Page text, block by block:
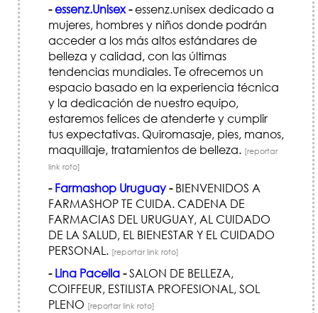
-essenz.Unisex-essenz.unisex dedicado a
mujeres, hombres y niños donde podrán
acceder a los más altos estándares de
belleza y calidad, con las últimas
tendencias mundiales. Te ofrecemos un
espacio basado en la experiencia técnica
y la dedicación de nuestro equipo,
estaremos felices de atenderte y cumplir
tus expectativas. Quiromasaje, pies, manos,
maquillaje, tratamientos de belleza. [reportar
link roto]
- Farmashop Uruguay-BIENVENIDOS A
FARMASHOP TE CUIDA. CADENA DE
FARMACIAS DEL URUGUAY, AL CUIDADO
DE LA SALUD, EL BIENESTAR Y EL CUIDADO
PERSONAL. [reportar link roto]
- Lina Pacella-SALON DE BELLEZA,
COIFFEUR, ESTILISTA PROFESIONAL, SOL
PLENO [reportar link roto]